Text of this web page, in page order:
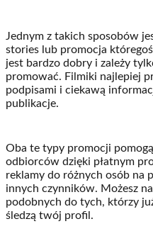
Jednym z takich sposobów
stories lub promocja
jest bardzo dobry i zależy
promować. Filmiki najlepiej
podpisami i ciekawą
publikacje.
Oba te typy promocji
odbiorców dzięki płatnym
reklamy do różnych osób na
innych czynników. Możesz
podobnych do tych, którzy
śledzą twój profil.